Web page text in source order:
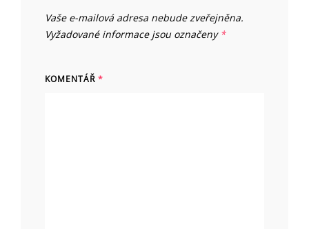
Vaše e-mailová adresa nebude zveřejněna.
Vyžadované informace jsou označeny *
KOMENTÁŘ *